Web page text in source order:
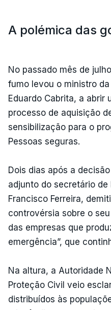
A polémica das
No passado mês de
fumo levou o ministro
Eduardo Cabrita, a abrir
processo de aquisição
sensibilização para o
Pessoas seguras.
Dois dias após a
adjunto do secretário de
Francisco Ferreira,
controvérsia sobre o
das empresas que
emergência”, que
Na altura, a Autoridade
Proteção Civil veio
distribuídos às